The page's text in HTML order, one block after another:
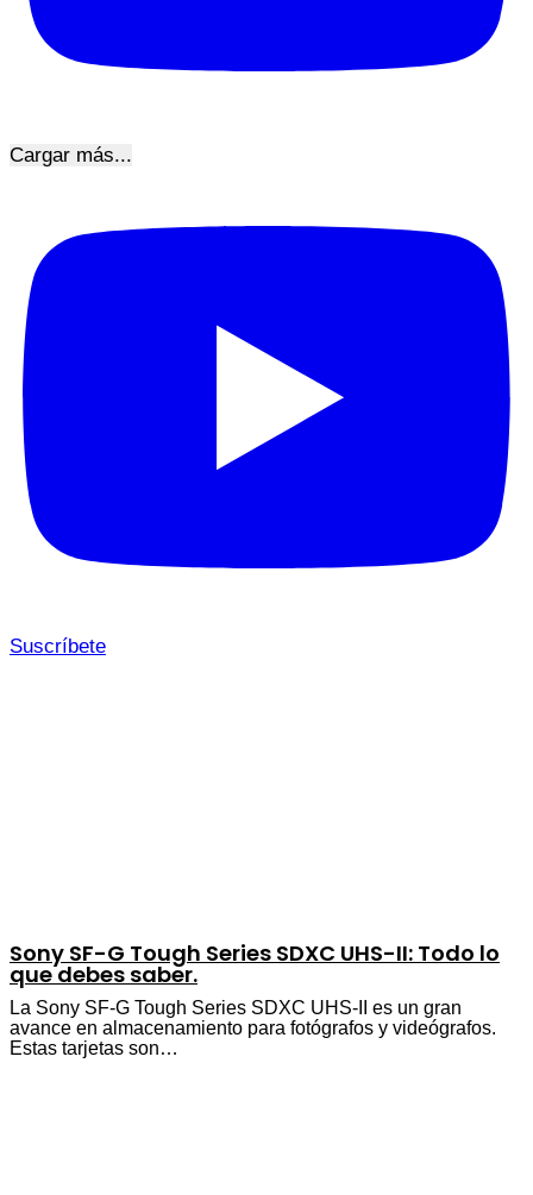
Cargar más...
Suscríbete
Sony SF-G Tough Series SDXC UHS-II: Todo lo
que debes saber.
La Sony SF-G Tough Series SDXC UHS-II es un gran
avance en almacenamiento para fotógrafos y videógrafos.
Estas tarjetas son…